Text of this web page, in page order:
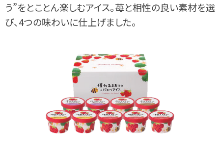
う”をとことん楽しむアイス。苺と相性の良い素材を選
び、4つの味わいに仕上げました。